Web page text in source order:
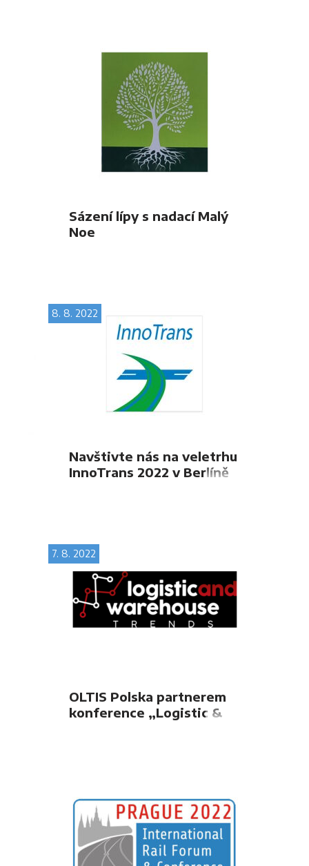
Sázení lípy s nadací Malý
Noe
8. 8. 2022
Navštivte nás na veletrhu
InnoTrans 2022 v Berlíně
7. 8. 2022
OLTIS Polska partnerem
konference „Logistic &